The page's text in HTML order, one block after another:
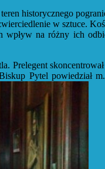
historycznego
w sztuce.
na różny ich
Prelegent
Pytel powiedział